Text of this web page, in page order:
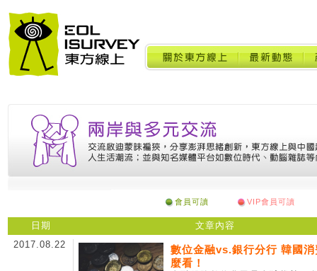
會員可讀 VIP會員可讀
日期
文章內容
2017.08.22
數位金融vs.銀行分行 韓國消
麼看！